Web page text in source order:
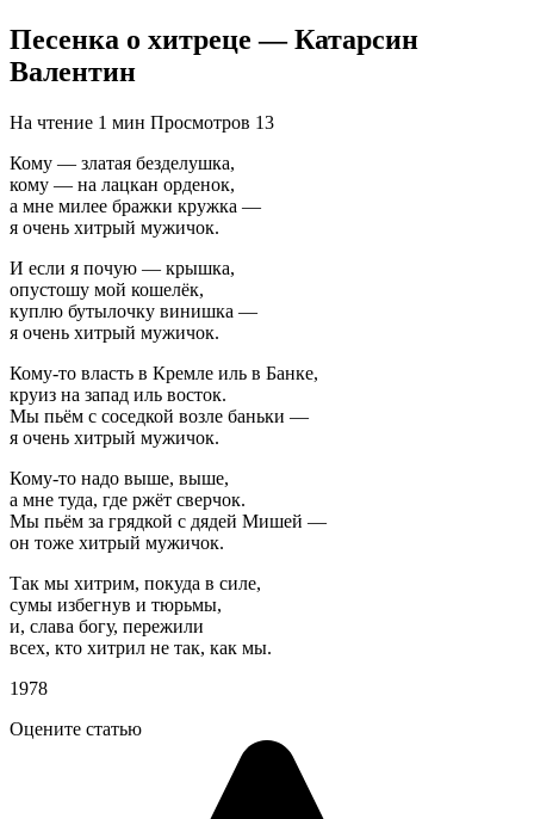
Песенка о хитреце — Катарсин
Валентин
На чтение 1 мин Просмотров 13
Кому — златая безделушка,
кому — на лацкан орденок,
а мне милее бражки кружка —
я очень хитрый мужичок.
И если я почую — крышка,
опустошу мой кошелёк,
куплю бутылочку винишка —
я очень хитрый мужичок.
Кому-то власть в Кремле иль в Банке,
круиз на запад иль восток.
Мы пьём с соседкой возле баньки —
я очень хитрый мужичок.
Кому-то надо выше, выше,
а мне туда, где ржёт сверчок.
Мы пьём за грядкой с дядей Мишей —
он тоже хитрый мужичок.
Так мы хитрим, покуда в силе,
сумы избегнув и тюрьмы,
и, слава богу, пережили
всех, кто хитрил не так, как мы.
1978
Оцените статью